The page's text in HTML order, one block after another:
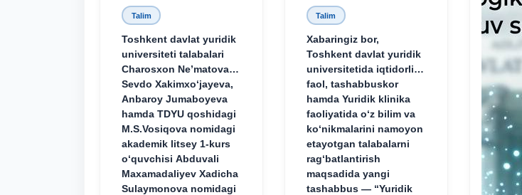
Talim
Toshkent davlat yuridik
universiteti talabalari
Charosxon Ne’matova,
Sevdo Xakimxo‘jayeva,
Anbaroy Jumaboyeva
hamda TDYU qoshidagi
M.S.Vosiqova nomidagi
akademik litsey 1-kurs
o‘quvchisi Abduvali
Maxamadaliyev Xadicha
Sulaymonova nomidagi
Talim
Xabaringiz bor,
Toshkent davlat yuridik
universitetida iqtidorli,
faol, tashabbuskor
hamda Yuridik klinika
faoliyatida o‘z bilim va
ko‘nikmalarini namoyon
etayotgan talabalarni
rag‘batlantirish
maqsadida yangi
tashabbus — “Yuridik